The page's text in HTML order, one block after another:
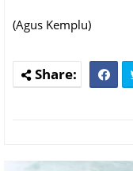
(Agus Kemplu)